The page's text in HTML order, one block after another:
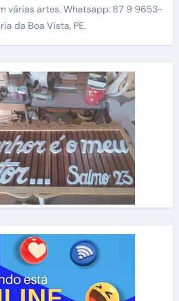
várias artes. Whatsapp: 87 9 9653-
da Boa Vista, PE.